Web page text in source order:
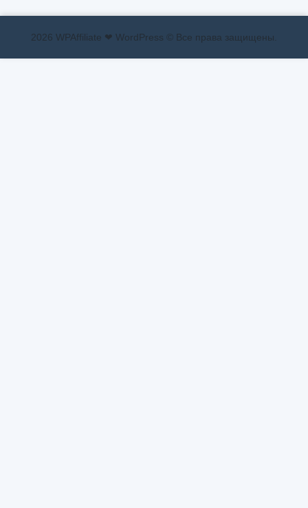
2026 WPAffiliate ❤ WordPress © Все права защищены.